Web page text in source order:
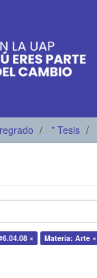
* Tesis
× Materia: Arte ×